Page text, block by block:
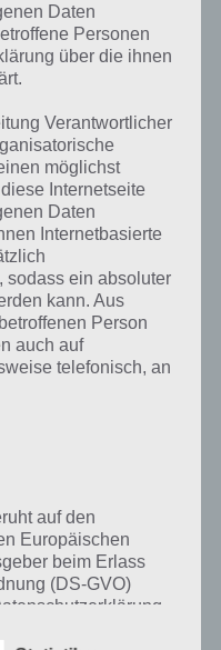
Lösung Stadt
Rätsel am 2.8.2024 in 4
auch zu Clevere
präsentieren wir daher
Informationen parat!
Teilen auf Facebook
Daten
Personen
über die ihnen
Verantwortlicher
möglichst
Internetseite
Daten
Internetbasierte
sodass ein absoluter
kann. Aus
Person
auch auf
telefonisch, an
auf den
Europäischen
beim Erlass
(DS-GVO)